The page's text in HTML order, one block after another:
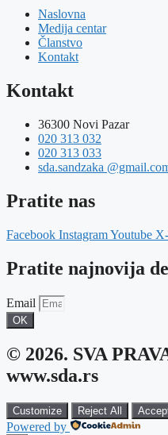
Naslovna
Medija centar
Članstvo
Kontakt
Kontakt
36300 Novi Pazar
020 313 032
020 313 033
sda.sandzaka
Pratite nas
Facebook InstagramYoutube
Pratite najnovija
Email
OK
© 2026. SVA
www.sda.rs
Customize Reject All
Powered by